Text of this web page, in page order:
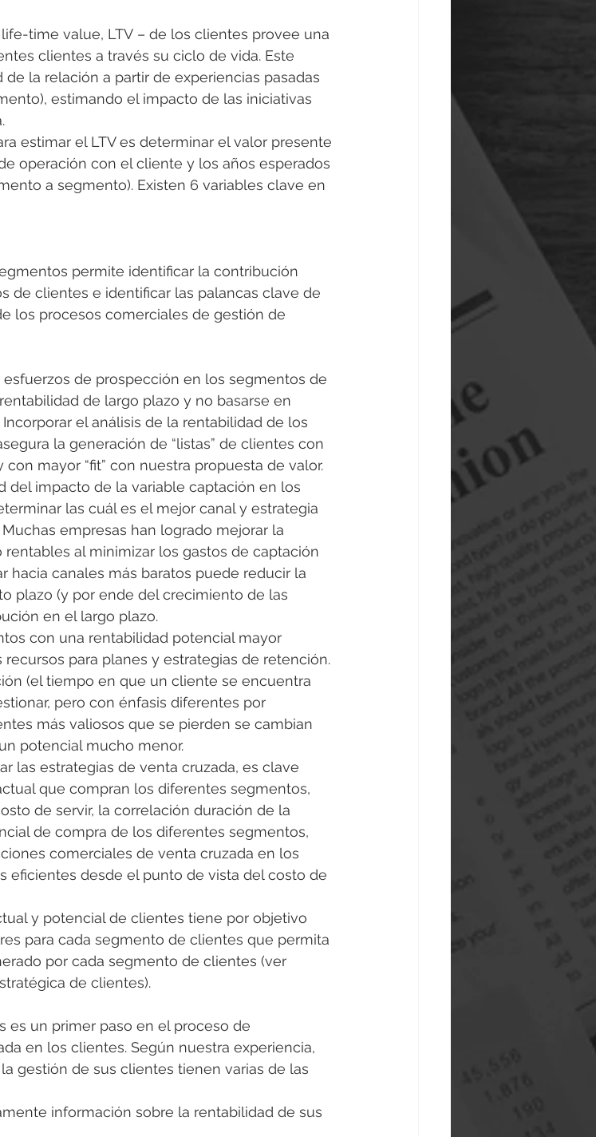
time value, LTV – de los clientes provee una
clientes a través su ciclo de vida. Este
la relación a partir de experiencias pasadas
estimando el impacto de las iniciativas
estimar el LTV es determinar el valor presente
operación con el cliente y los años esperados
a segmento). Existen 6 variables clave en
permite identificar la contribución
de clientes e identificar las palancas clave de
los procesos comerciales de gestión de
de prospección en los segmentos de
de largo plazo y no basarse en
el análisis de la rentabilidad de los
la generación de “listas” de clientes con
mayor “fit” con nuestra propuesta de valor.
del impacto de la variable captación en los
las cuál es el mejor canal y estrategia
empresas han logrado mejorar la
al minimizar los gastos de captación
hacia canales más baratos puede reducir la
plazo (y por ende del crecimiento de las
en el largo plazo.
con una rentabilidad potencial mayor
para planes y estrategias de retención.
(el tiempo en que un cliente se encuentra
pero con énfasis diferentes por
más valiosos que se pierden se cambian
potencial mucho menor.
las estrategias de venta cruzada, es clave
que compran los diferentes segmentos,
de servir, la correlación duración de la
de compra de los diferentes segmentos,
comerciales de venta cruzada en los
eficientes desde el punto de vista del costo de
y potencial de clientes tiene por objetivo
para cada segmento de clientes que permita
por cada segmento de clientes (ver
de clientes).
es un primer paso en el proceso de
en los clientes. Según nuestra experiencia,
gestión de sus clientes tienen varias de las
información sobre la rentabilidad de sus